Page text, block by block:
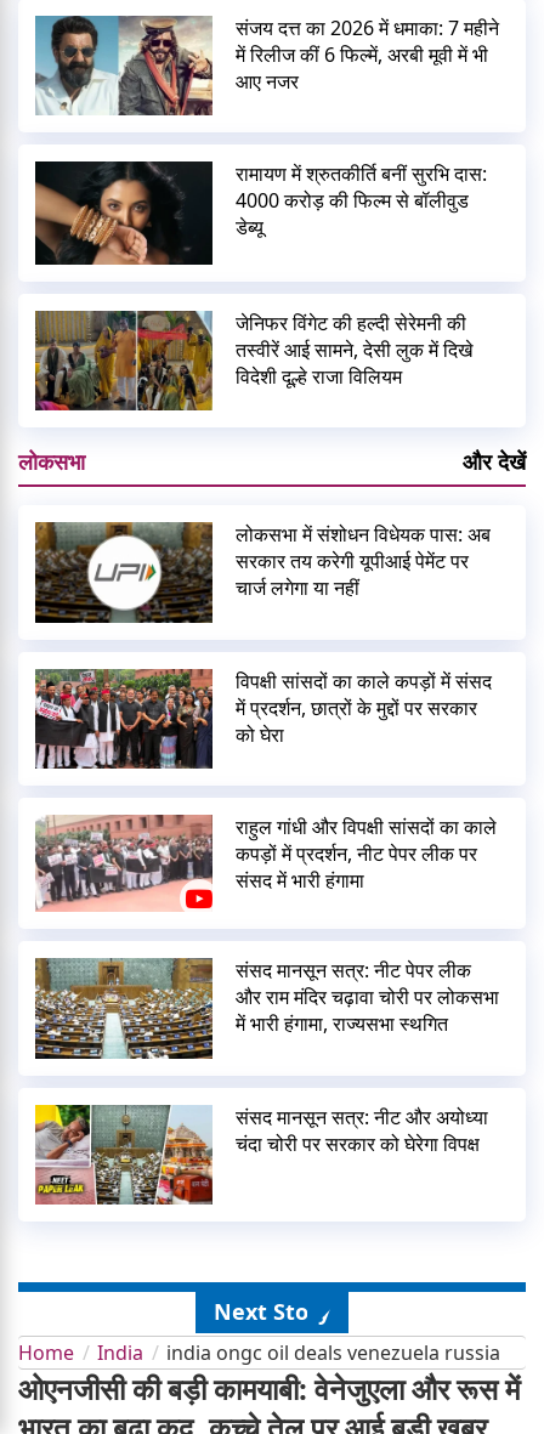
संजय दत्त का 2026 में धमाका: 7 महीने
में रिलीज कीं 6 फिल्में, अरबी मूवी में भी
आए नजर
रामायण में श्रुतकीर्ति बनीं सुरभि दास:
4000 करोड़ की फिल्म से बॉलीवुड
डेब्यू
जेनिफर विंगेट की हल्दी सेरेमनी की
तस्वीरें आई सामने, देसी लुक में दिखे
विदेशी दूल्हे राजा विलियम
लोकसभा और देखें
लोकसभा में संशोधन विधेयक पास: अब
सरकार तय करेगी यूपीआई पेमेंट पर
चार्ज लगेगा या नहीं
विपक्षी सांसदों का काले कपड़ों में संसद
में प्रदर्शन, छात्रों के मुद्दों पर सरकार
को घेरा
राहुल गांधी और विपक्षी सांसदों का काले
कपड़ों में प्रदर्शन, नीट पेपर लीक पर
संसद में भारी हंगामा
संसद मानसून सत्र: नीट पेपर लीक
और राम मंदिर चढ़ावा चोरी पर लोकसभा
में भारी हंगामा, राज्यसभा स्थगित
संसद मानसून सत्र: नीट और अयोध्या
चंदा चोरी पर सरकार को घेरेगा विपक्ष
Next Story
Home India india ongc oil deals venezuela russia
ओएनजीसी की बड़ी कामयाबी: वेनेजुएला और रूस में